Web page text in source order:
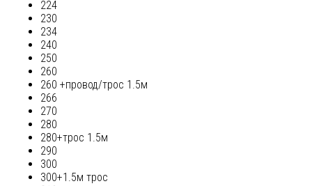
224
230
234
240
250
260
260 +провод/трос 1.5м
266
270
280
280+трос 1.5м
290
300
300+1.5м трос